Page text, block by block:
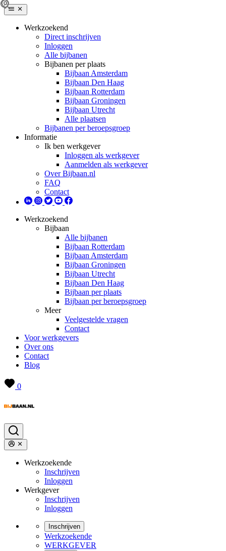
Werkzoekend
Direct inschrijven
Inloggen
Alle bijbanen
Bijbanen per plaats
Bijbaan Amsterdam
Bijbaan Den Haag
Bijbaan Rotterdam
Bijbaan Groningen
Bijbaan Utrecht
Alle plaatsen
Bijbanen per beroepsgroep
Informatie
Ik ben werkgever
Inloggen als werkgever
Aanmelden als werkgever
Over Bijbaan.nl
FAQ
Contact
Werkzoekend
Bijbaan
Alle bijbanen
Bijbaan Rotterdam
Bijbaan Amsterdam
Bijbaan Groningen
Bijbaan Utrecht
Bijbaan Den Haag
Bijbaan per plaats
Bijbaan per beroepsgroep
Meer
Veelgestelde vragen
Contact
Voor werkgevers
Over ons
Contact
Blog
0
Werkzoekende
Inschrijven
Inloggen
Werkgever
Inschrijven
Inloggen
Inschrijven
Werkzoekende
WERKGEVER